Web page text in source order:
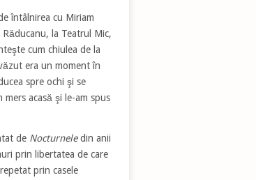
întâlnirea cu Miriam
la Teatrul Mic,
cum chiulea de la
era un moment în
spre ochi şi se
acasă şi le-am spus
de Nocturneledin anii
prin libertatea de care
prin casele